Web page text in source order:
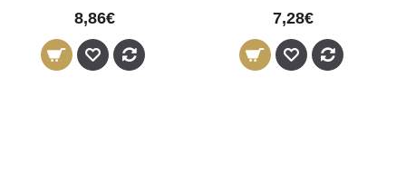
8,86€ 7,28€